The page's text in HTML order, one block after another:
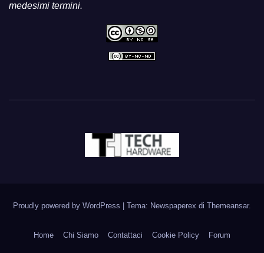
medesimi termini.
Proudly powered by WordPress | Tema: Newspaperex di Themeansar.
Home Chi Siamo Contattaci Cookie Policy Forum